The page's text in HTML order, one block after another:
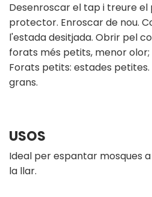
Desenroscar el tap i treure el
protector. Enroscar de nou.
l'estada desitjada. Obrir pel
forats més petits, menor
Forats petits: estades
grans.
USOS
Ideal per espantar mosques
la llar.